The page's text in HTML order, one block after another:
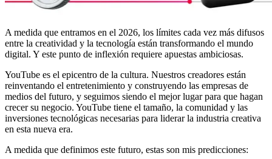
A medida que entramos en el 2026, los límites cada vez más difusos
entre la creatividad y la tecnología están transformando el mundo
digital. Y este punto de inflexión requiere apuestas ambiciosas.
YouTube es el epicentro de la cultura. Nuestros creadores están
reinventando el entretenimiento y construyendo las empresas de
medios del futuro, y seguimos siendo el mejor lugar para que hagan
crecer su negocio. YouTube tiene el tamaño, la comunidad y las
inversiones tecnológicas necesarias para liderar la industria creativa
en esta nueva era.
A medida que definimos este futuro, estas son mis predicciones: